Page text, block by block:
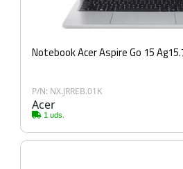
Notebook Acer Aspire Go 15
P/N: NX.JRREB.01K
Acer
1 uds.